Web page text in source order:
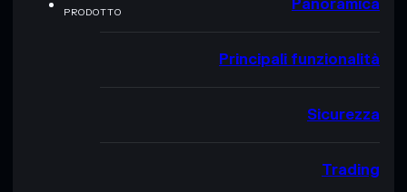
PRODOTTO Panoramica
Principali funzionalità
Sicurezza
Trading